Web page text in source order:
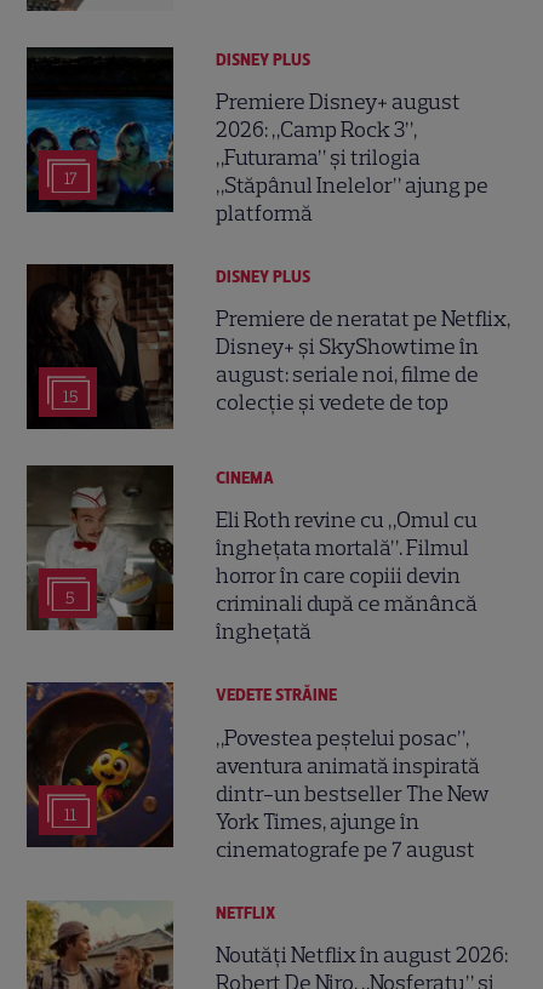
17
DISNEY PLUS
Premiere Disney+ august
2026: „Camp Rock 3”,
„Futurama” și trilogia
„Stăpânul Inelelor” ajung pe
platformă
15
DISNEY PLUS
Premiere de neratat pe Netflix,
Disney+ și SkyShowtime în
august: seriale noi, filme de
colecție și vedete de top
5
CINEMA
Eli Roth revine cu „Omul cu
înghețata mortală”. Filmul
horror în care copiii devin
criminali după ce mănâncă
înghețată
11
VEDETE STRĂINE
„Povestea peștelui posac”,
aventura animată inspirată
dintr-un bestseller The New
York Times, ajunge în
cinematografe pe 7 august
NETFLIX
Noutăți Netflix în august 2026:
Robert De Niro, „Nosferatu” și